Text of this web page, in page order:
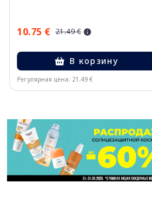
10.75 € 21.49 €
В корзину
Регулярная цена: 21.49 €